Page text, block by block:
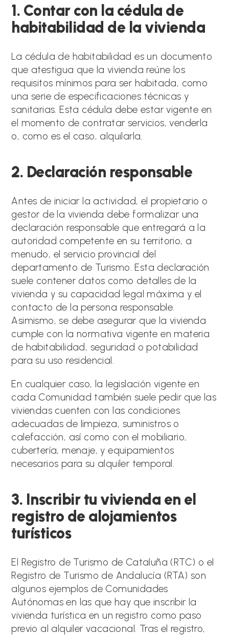
1. Contar con la cédula de
habitabilidad de la vivienda
La cédula de habitabilidad es un documento
que atestigua que la vivienda reúne los
requisitos mínimos para ser habitada, como
una serie de especificaciones técnicas y
sanitarias. Esta cédula debe estar vigente en
el momento de contratar servicios, venderla
o, como es el caso, alquilarla.
2. Declaración responsable
Antes de iniciar la actividad, el propietario o
gestor de la vivienda debe formalizar una
declaración responsable que entregará a la
autoridad competente en su territorio, a
menudo, el servicio provincial del
departamento de Turismo. Esta declaración
suele contener datos como detalles de la
vivienda y su capacidad legal máxima y el
contacto de la persona responsable.
Asimismo, se debe asegurar que la vivienda
cumple con la normativa vigente en materia
de habitabilidad, seguridad o potabilidad
para su uso residencial.
En cualquier caso, la legislación vigente en
cada Comunidad también suele pedir que las
viviendas cuenten con las condiciones
adecuadas de limpieza, suministros o
calefacción, así como con el mobiliario,
cubertería, menaje, y equipamientos
necesarios para su alquiler temporal.
3. Inscribir tu vivienda en el
registro de alojamientos
turísticos
El Registro de Turismo de Cataluña (RTC) o el
Registro de Turismo de Andalucía (RTA) son
algunos ejemplos de Comunidades
Autónomas en las que hay que inscribir la
vivienda turística en un registro como paso
previo al alquiler vacacional. Tras el registro,